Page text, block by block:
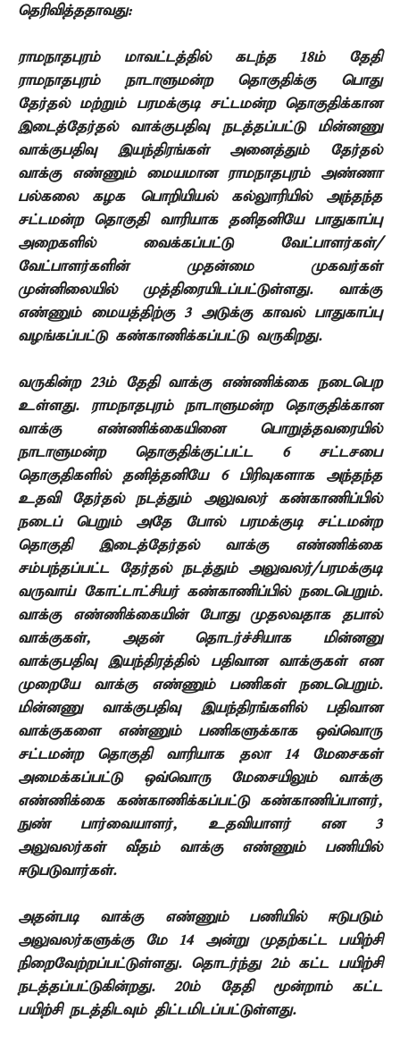
தெரிவித்ததாவது:
ராமநாதபுரம் மாவட்டத்தில் கடந்த 18ம் தேதி
ராமநாதபுரம் நாடாளுமன்ற தொகுதிக்கு பொது
தேர்தல் மற்றும் பரமக்குடி சட்டமன்ற தொகுதிக்கான
இடைத்தேர்தல் வாக்குபதிவு நடத்தப்பட்டு மின்னணு
வாக்குபதிவு இயந்திரங்கள் அனைத்தும் தேர்தல்
வாக்கு எண்ணும் மையமான ராமநாதபுரம் அண்ணா
பல்கலை கழக பொறியியல் கல்லுாரியில் அந்தந்த
சட்டமன்ற தொகுதி வாரியாக தனிதனியே பாதுகாப்பு
அறைகளில் வைக்கப்பட்டு வேட்பாளர்கள்/
வேட்பாளர்களின் முதன்மை முகவர்கள்
முன்னிலையில் முத்திரையிடப்பட்டுள்ளது. வாக்கு
எண்ணும் மையத்திற்கு 3 அடுக்கு காவல் பாதுகாப்பு
வழங்கப்பட்டு கண்காணிக்கப்பட்டு வருகிறது.
வருகின்ற 23ம் தேதி வாக்கு எண்ணிக்கை நடைபெற
உள்ளது. ராமநாதபுரம் நாடாளுமன்ற தொகுதிக்கான
வாக்கு எண்ணிக்கையினை பொறுத்தவரையில்
நாடாளுமன்ற தொகுதிக்குட்பட்ட 6 சட்டசபை
தொகுதிகளில் தனித்தனியே 6 பிரிவுகளாக அந்தந்த
உதவி தேர்தல் நடத்தும் அலுவலர் கண்காணிப்பில்
நடைப் பெறும் அதே போல் பரமக்குடி சட்டமன்ற
தொகுதி இடைத்தேர்தல் வாக்கு எண்ணிக்கை
சம்பந்தப்பட்ட தேர்தல் நடத்தும் அலுவலர்/பரமக்குடி
வருவாய் கோட்டாட்சியர் கண்காணிப்பில் நடைபெறும்.
வாக்கு எண்ணிக்கையின் போது முதலவதாக தபால்
வாக்குகள், அதன் தொடர்ச்சியாக மின்னனு
வாக்குபதிவு இயந்திரத்தில் பதிவான வாக்குகள் என
முறையே வாக்கு எண்ணும் பணிகள் நடைபெறும்.
மின்னணு வாக்குபதிவு இயந்திரங்்களில் பதிவான
வாக்குகளை எண்ணும் பணிகளுக்காக ஒவ்வொரு
சட்டமன்ற தொகுதி வாரியாக தலா 14 மேசைகள்
அமைக்கப்பட்டு ஒவ்வொரு மேசையிலும் வாக்கு
எண்ணிக்கை கண்காணிக்கப்பட்டு கண்காணிப்பாளர்,
நுண் பார்வையாளர், உதவியாளர் என 3
அலுவலர்கள் வீதம் வாக்கு எண்ணும் பணியில்
ஈடுபடுவார்கள்.
அதன்படி வாக்கு எண்ணும் பணியில் ஈடுபடும்
அலுவலர்களுக்கு மே 14 அன்று முதற்கட்ட பயிற்சி
நிறைவேற்றப்பட்டுள்ளது. தொடர்ந்து 2ம் கட்ட பயிற்சி
நடத்தப்பட்டுகின்றது. 20ம் தேதி மூன்றாம் கட்ட
பயிற்சி நடத்திடவும் திட்டமிடப்பட்டுள்ளது.